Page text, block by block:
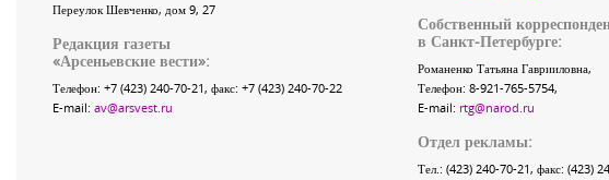
Переулок Шевченко, дом 9, 27
Редакция газеты
«Арсеньевские вести»:
Телефон: +7 (423) 240-70-21, факс: +7 (423) 240-70-22
E-mail: av@arsvest.ru
Собственный
в Санкт-Петербурге:
Романенко Татьяна Гаврииловна,
Телефон: 8-921-765-5754,
E-mail: rtg@narod.ru
Отдел рекламы:
Тел.: (423) 240-70-21, факс: (423)